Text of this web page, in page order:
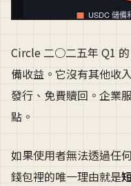
Circle 二○二五年 Q1
備收益。它沒有其他收
發行、免費贖回。企業
點。
如果使用者無法透過任
錢包裡的唯一理由就是